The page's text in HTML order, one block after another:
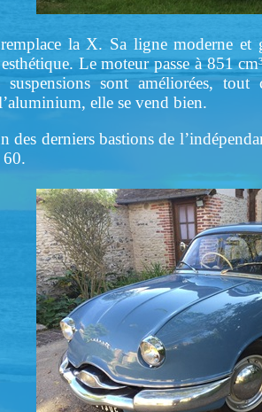
la X. Sa ligne moderne et
Le moteur passe à 851
sont améliorées,
elle se vend bien.
des derniers bastions de
60.